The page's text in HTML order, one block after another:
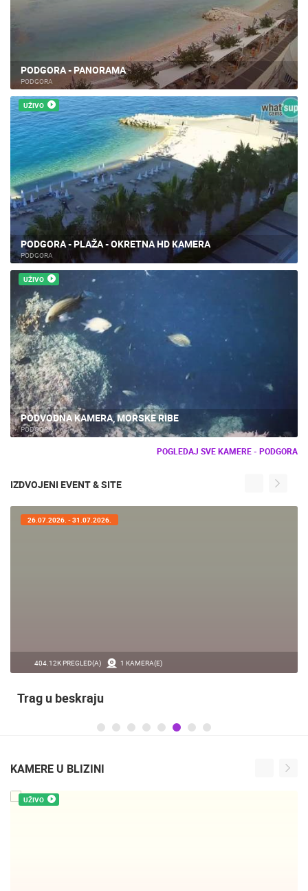
PODGORA - PANORAMA
PODGORA
UŽIVO
PODGORA - PLAŽA - OKRETNA HD KAMERA
PODGORA
UŽIVO
PODVODNA KAMERA, MORSKE RIBE
PODGORA
POGLEDAJ SVE KAMERE - PODGORA
IZDVOJENI EVENT & SITE
404.12K PREGLED(A) 1 KAMERA(E)
26.07.2026. - 31.07.2026.
Trag u beskraju
KAMERE U BLIZINI
UŽIVO